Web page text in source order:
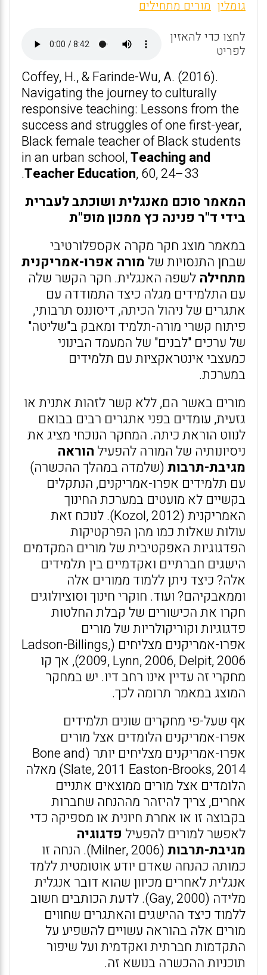
p
o
k
גומלין מורים מתחילים
לחצו כדי להאזין
לפריט
Coffey, H., & Farinde-Wu, A. (2016).
Navigating the journey to culturally
responsive teaching: Lessons from the
success and struggles of one first-year,
Black female teacher of Black students
in an urban school,Teaching and
Teacher Education, 60, 24–33.
המאמר סוכם מאנגלית ושוכתב לעברית
בידי ד"ר פנינה כץ ממכון מופ"ת
במאמר מוצג חקר מקרה אקספלורטיבי
שבחן התנסויות של מורה אפרו-אמריקנית
מתחילה לשפה האנגלית. חקר הקשר שלה
עם התלמידים מגלה כיצד התמודדה עם
אתגרים של ניהול הכיתה, דיסוננס תרבותי,
פיתוח קשרי מורה-תלמיד ומאבק ב"שליטה"
של ערכים "לבנים" של המעמד הבינוני
כמעצבי אינטראקציות עם תלמידים
במערכת.
מורים באשר הם, ללא קשר לזהות אתנית או
גזעית, עומדים בפני אתגרים רבים בבואם
לנווט הוראת כיתה. המחקר הנוכחי מציג את
ניסיונותיה של המורה להפעיל הוראה
מגיבת-תרבות(שלמדה במהלך ההכשרה)
עם תלמידים אפרו-אמריקנים, הנתקלים
בקשיים לא מועטים במערכת החינוך
האמריקנית (Kozol, 2012). לנוכח זאת
עולות שאלות כמו מהן הפרקטיקות
הפדגוגיות האפקטיבית של מורים המקדמים
הישגים חברתיים ואקדמיים בין תלמידים
אלה? כיצד ניתן ללמוד ממורים אלה
וממאבקיהם? ועוד. חוקרי חינוך וסוציולוגים
חקרו את הכישורים של קבלת החלטות
פדגוגיות וקוריקולריות של מורים
אפרו-אמריקנים מצליחים (Ladson-Billings,
2009, Lynn, 2006, Delpit, 2006), אך קו
מחקרי זה עדיין אינו רחב דיו. יש במחקר
המוצג במאמר תרומה לכך.
אף שעל-פי מחקרים שונים תלמידים
אפרו-אמריקנים הלומדים אצל מורים
אפרו-אמריקנים מצליחים יותר (Bone and
Slate, 2011 Easton-Brooks, 2014) מאלה
הלומדים אצל מורים ממוצאים אתניים
אחרים, צריך להיזהר מההנחה שחברות
בקבוצה זו או אחרת חיונית או מספיקה כדי
לאפשר למורים להפעיל פדגוגיה
מגיבת-תרבות
(Milner, 2006). הנחה זו
כמותה כהנחה שאדם יודע אוטומטית ללמד
אנגלית לאחרים מכיוון שהוא דובר אנגלית
מלידה (Gay, 2000). לדעת הכותבים חשוב
ללמוד כיצד ההישגים והאתגרים שחווים
מורים אלה בהוראה עשויים להשפיע על
התקדמות חברתית ואקדמית ועל שיפור
תוכניות ההכשרה בנושא זה.